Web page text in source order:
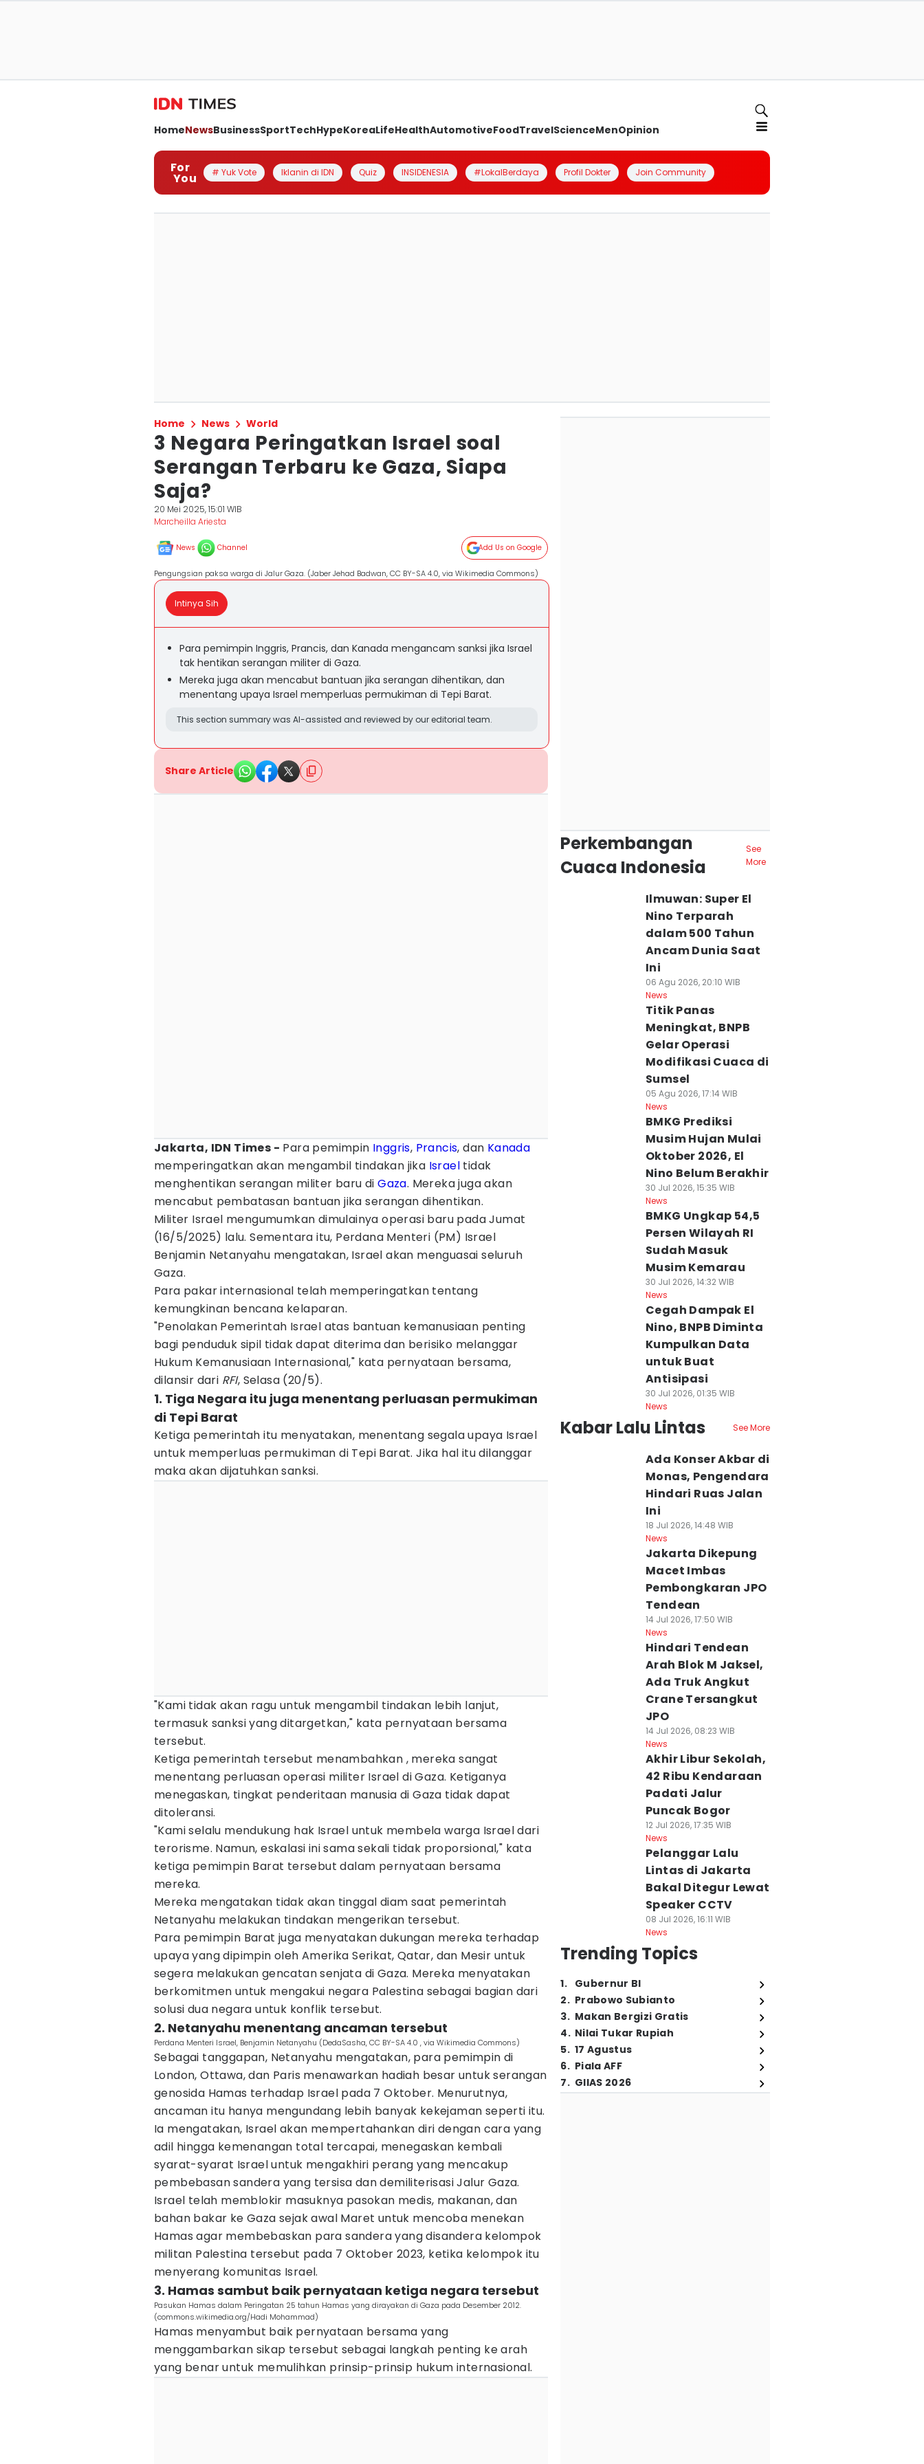
HomeNewsBusinessSportTechHypeKoreaLifeHealthAutomotiveFoodTravelScienceMenOpinion
For
You # Yuk Vote Iklanin di IDN Quiz INSIDENESIA #LokalBerdaya Profil Dokter Join Community
Home News World
3 Negara Peringatkan Israel soal
Serangan Terbaru ke Gaza, Siapa
Saja?
20 Mei 2025, 15:01 WIB
Marcheilla Ariesta
News Channel Add Us on Google
Pengungsian paksa warga di Jalur Gaza. (Jaber Jehad Badwan, CC BY-SA 4.0, via Wikimedia Commons)
Intinya Sih
Para pemimpin Inggris, Prancis, dan Kanada mengancam sanksi jika Israel
tak hentikan serangan militer di Gaza.
Mereka juga akan mencabut bantuan jika serangan dihentikan, dan
menentang upaya Israel memperluas permukiman di Tepi Barat.
This section summary was AI-assisted and reviewed by our editorial team.
Share Article
Jakarta, IDN Times - Para pemimpin Inggris, Prancis, dan Kanada
memperingatkan akan mengambil tindakan jika Israel tidak
menghentikan serangan militer baru diGaza. Mereka juga akan
mencabut pembatasan bantuan jika serangan dihentikan.
Militer Israel mengumumkan dimulainya operasi baru pada Jumat
(16/5/2025) lalu. Sementara itu, Perdana Menteri (PM) Israel
Benjamin Netanyahu mengatakan, Israel akan menguasai seluruh
Gaza.
Para pakar internasional telah memperingatkan tentang
kemungkinan bencana kelaparan.
"Penolakan Pemerintah Israel atas bantuan kemanusiaan penting
bagi penduduk sipil tidak dapat diterima dan berisiko melanggar
Hukum Kemanusiaan Internasional," kata pernyataan bersama,
dilansir dari RFI, Selasa (20/5).
1. Tiga Negara itu juga menentang perluasan permukiman
di Tepi Barat
Ketiga pemerintah itu menyatakan, menentang segala upaya Israel
untuk memperluas permukiman di Tepi Barat. Jika hal itu dilanggar
maka akan dijatuhkan sanksi.
"Kami tidak akan ragu untuk mengambil tindakan lebih lanjut,
termasuk sanksi yang ditargetkan," kata pernyataan bersama
tersebut.
Ketiga pemerintah tersebut menambahkan , mereka sangat
menentang perluasan operasi militer Israel di Gaza. Ketiganya
menegaskan, tingkat penderitaan manusia di Gaza tidak dapat
ditoleransi.
"Kami selalu mendukung hak Israel untuk membela warga Israel dari
terorisme. Namun, eskalasi ini sama sekali tidak proporsional," kata
ketiga pemimpin Barat tersebut dalam pernyataan bersama
mereka.
Mereka mengatakan tidak akan tinggal diam saat pemerintah
Netanyahu melakukan tindakan mengerikan tersebut.
Para pemimpin Barat juga menyatakan dukungan mereka terhadap
upaya yang dipimpin oleh Amerika Serikat, Qatar, dan Mesir untuk
segera melakukan gencatan senjata di Gaza. Mereka menyatakan
berkomitmen untuk mengakui negara Palestina sebagai bagian dari
solusi dua negara untuk konflik tersebut.
2. Netanyahu menentang ancaman tersebut
Perdana Menteri Israel, Benjamin Netanyahu (DedaSasha, CC BY-SA 4.0 , via Wikimedia Commons)
Sebagai tanggapan, Netanyahu mengatakan, para pemimpin di
London, Ottawa, dan Paris menawarkan hadiah besar untuk serangan
genosida Hamas terhadap Israel pada 7 Oktober. Menurutnya,
ancaman itu hanya mengundang lebih banyak kekejaman seperti itu.
Ia mengatakan, Israel akan mempertahankan diri dengan cara yang
adil hingga kemenangan total tercapai, menegaskan kembali
syarat-syarat Israel untuk mengakhiri perang yang mencakup
pembebasan sandera yang tersisa dan demiliterisasi Jalur Gaza.
Israel telah memblokir masuknya pasokan medis, makanan, dan
bahan bakar ke Gaza sejak awal Maret untuk mencoba menekan
Hamas agar membebaskan para sandera yang disandera kelompok
militan Palestina tersebut pada 7 Oktober 2023, ketika kelompok itu
menyerang komunitas Israel.
3. Hamas sambut baik pernyataan ketiga negara tersebut
Pasukan Hamas dalam Peringatan 25 tahun Hamas yang dirayakan di Gaza pada Desember 2012.
(commons.wikimedia.org/Hadi Mohammad)
Hamas menyambut baik pernyataan bersama yang
menggambarkan sikap tersebut sebagai langkah penting ke arah
yang benar untuk memulihkan prinsip-prinsip hukum internasional.
Perkembangan
Cuaca Indonesia
See
More
Ilmuwan: Super El
Nino Terparah
dalam 500 Tahun
Ancam Dunia Saat
Ini
06 Agu 2026, 20:10 WIB
News
Titik Panas
Meningkat, BNPB
Gelar Operasi
Modifikasi Cuaca di
Sumsel
05 Agu 2026, 17:14 WIB
News
BMKG Prediksi
Musim Hujan Mulai
Oktober 2026, El
Nino Belum Berakhir
30 Jul 2026, 15:35 WIB
News
BMKG Ungkap 54,5
Persen Wilayah RI
Sudah Masuk
Musim Kemarau
30 Jul 2026, 14:32 WIB
News
Cegah Dampak El
Nino, BNPB Diminta
Kumpulkan Data
untuk Buat
Antisipasi
30 Jul 2026, 01:35 WIB
News
Kabar Lalu Lintas See More
Ada Konser Akbar di
Monas, Pengendara
Hindari Ruas Jalan
Ini
18 Jul 2026, 14:48 WIB
News
Jakarta Dikepung
Macet Imbas
Pembongkaran JPO
Tendean
14 Jul 2026, 17:50 WIB
News
Hindari Tendean
Arah Blok M Jaksel,
Ada Truk Angkut
Crane Tersangkut
JPO
14 Jul 2026, 08:23 WIB
News
Akhir Libur Sekolah,
42 Ribu Kendaraan
Padati Jalur
Puncak Bogor
12 Jul 2026, 17:35 WIB
News
Pelanggar Lalu
Lintas di Jakarta
Bakal Ditegur Lewat
Speaker CCTV
08 Jul 2026, 16:11 WIB
News
Trending Topics
1. Gubernur BI
2. Prabowo Subianto
3. Makan Bergizi Gratis
4. Nilai Tukar Rupiah
5. 17 Agustus
6. Piala AFF
7. GIIAS 2026